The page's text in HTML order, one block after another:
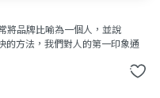
將品牌比喻為一個人，並說
的方法，我們對人的第一印象通
不會只是在設計一張臉，從他